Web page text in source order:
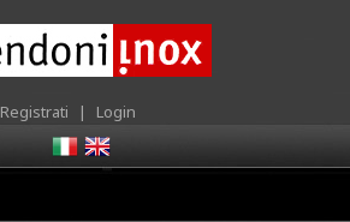
Registrati | Login